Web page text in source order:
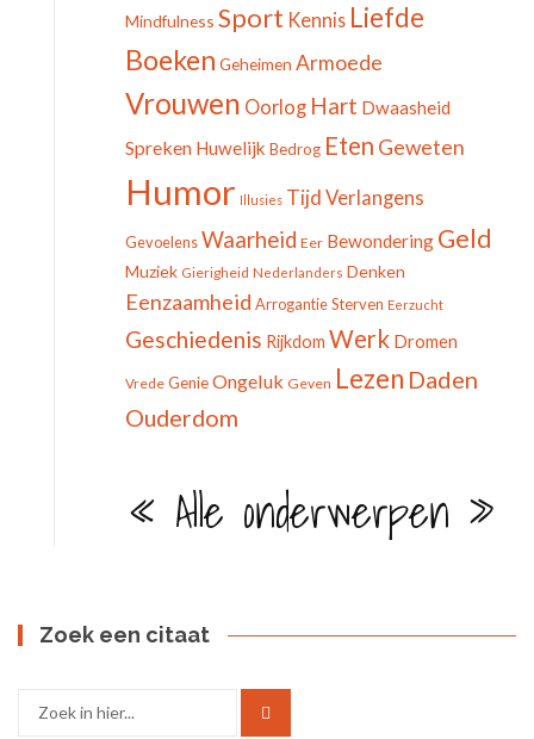
Mindfulness Sport Kennis Liefde
Boeken Geheimen Armoede
Vrouwen Oorlog Hart Dwaasheid
Spreken Huwelijk Bedrog Eten Geweten
Humor Illusies Tijd Verlangens
GevoelensWaarheid Eer Bewondering Geld
Muziek Gierigheid Nederlanders Denken
Eenzaamheid ArrogantieSterven Eerzucht
Geschiedenis Rijkdom Werk Dromen
Vrede GenieOngeluk Geven Lezen Daden
Ouderdom
« Alle onderwerpen »
Zoek een citaat